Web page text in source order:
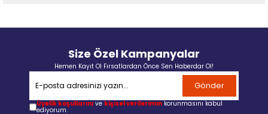
Size Özel Kampanyalar
Hemen Kayıt Ol Fırsatlardan Önce Sen Haberdar Ol!
Gönder
Üyelik koşullarını ve kişisel verilerimin korunmasını kabul
ediyorum.